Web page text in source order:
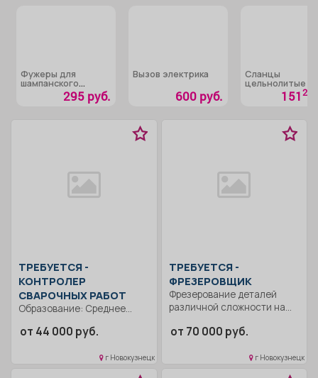
Фужеры для
шампанского
«КЛАССИК»295 руб.
Вызов электрика
600 руб.
Сланцы
цельнолитые
15120
ТРЕБУЕТСЯ -
КОНТРОЛЕР
СВАРОЧНЫХ РАБОТ
Образование: Среднее
Выполняет обязанности по
от 44 000 руб.
г Новокузнецк
ТРЕБУЕТСЯ -
ФРЕЗЕРОВЩИК
Фрезерование деталей
различной сложности на
вертикальных фрезерных...
от 70 000 руб.
г Новокузнецк